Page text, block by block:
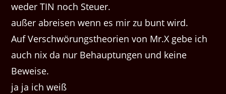
weder TIN noch Steuer.
außer abreisen wenn es mir zu bunt wird.
Auf Verschwörungstheorien von Mr.X gebe ich
auch nix da nur Behauptungen und keine
Beweise.
ja ja ich weiß